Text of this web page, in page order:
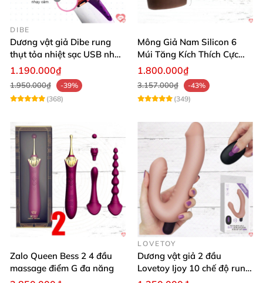
DIBE
Dương vật giả Dibe rung
thụt tỏa nhiệt sạc USB nhập
khẩu giá tốt
1.190.000₫
1.950.000₫
-39%
(368)
Mông Giả Nam Silicon 6
Múi Tăng Kích Thích Cực
Mạnh
1.800.000₫
3.157.000₫
-43%
(349)
Zalo Queen Bess 2 4 đầu
massage điểm G đa năng
LOVETOY
Dương vật giả 2 đầu
Lovetoy Ijoy 10 chế độ rung
sạc tiện lợi mua ngay